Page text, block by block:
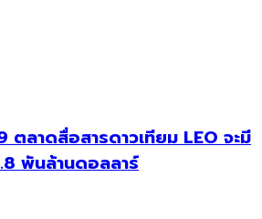
ลาดสื่อสารดาวเทียม LEO จะมี
พันล้านดอลลาร์